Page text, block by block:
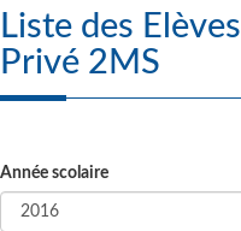
Liste des Elèves : Groupe Scolaire
Privé 2MS
Année scolaire